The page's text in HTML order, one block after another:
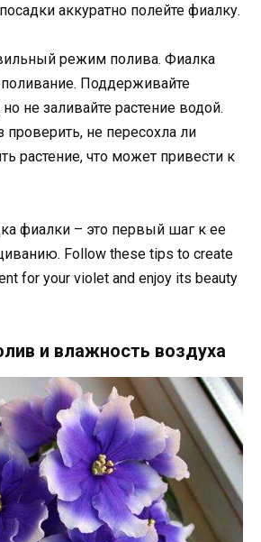
аккуратно полейте фиалку.
режим полива. Фиалка
Поддерживайте
не заливайте растение водой.
не пересохла ли
растение, что может привести к
фиалки – это первый шаг к ее
Follow these tips to create
for your violet and enjoy its beauty
и влажность воздуха